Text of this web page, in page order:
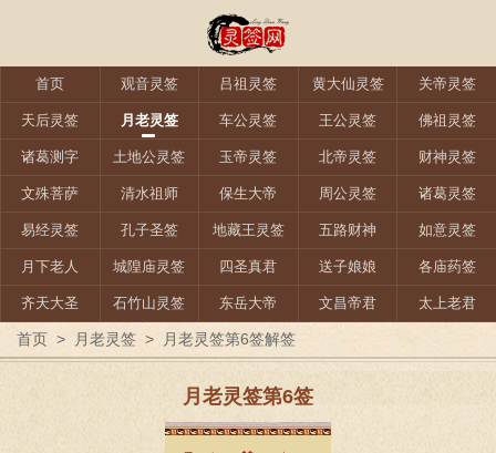
首页 观音灵签 吕祖灵签 黄大仙灵签 关帝灵签
天后灵签 月老灵签 车公灵签 王公灵签 佛祖灵签
诸葛测字 土地公灵签 玉帝灵签 北帝灵签 财神灵签
文殊菩萨 清水祖师 保生大帝 周公灵签 诸葛灵签
易经灵签 孔子圣签 地藏王灵签 五路财神 如意灵签
月下老人 城隍庙灵签 四圣真君 送子娘娘 各庙药签
齐天大圣 石竹山灵签 东岳大帝 文昌帝君 太上老君
首页 > 月老灵签 > 月老灵签第6签解签
月老灵签第6签